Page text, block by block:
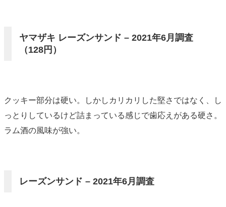
ヤマザキ レーズンサンド – 2021年6月調査
（128円）
クッキー部分は硬い。しかしカリカリした堅さではなく、し
っとりしているけど詰まっている感じで歯応えがある硬さ。
ラム酒の風味が強い。
レーズンサンド – 2021年6月調査